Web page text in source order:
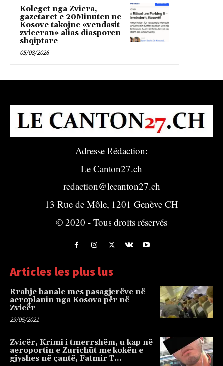
Koleget nga Zvicra,
gazetaret e 20Minuten ne
Kosove takojne «vendasit
zviceran» alias diasporen
shqiptare
05/08/2026
Adresse Rédaction:
Le Canton27.ch
redaction@lecanton27.ch
13 Rue de Môle, 1201 Genève CH
© 2020 - Tous droits réservés
Articles les plus lus
Rrahje banale mes pasagjerëve në
aeroplanin nga Kosova për në
Zvicër
29/05/2021
Zvicër, Krimi i tmerrshëm, u kap në
aeroportin e Zurichüt me kokën e
gjyshes në çantë, Fatmir T…